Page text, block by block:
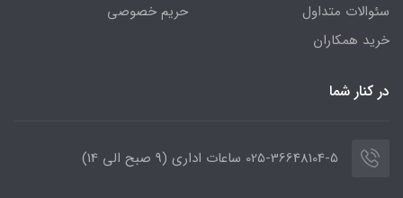
سئوالات متداول
خرید همکاران
حریم خصوصی
در کنار شما
025-36648104-5 ساعات اداری (9 صبح الی 14)